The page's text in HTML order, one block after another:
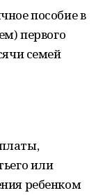
пособие в
первого
семей
или
ребенком